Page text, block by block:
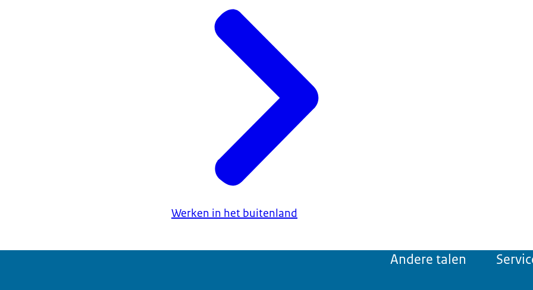
Werken in het buitenland
Andere talen